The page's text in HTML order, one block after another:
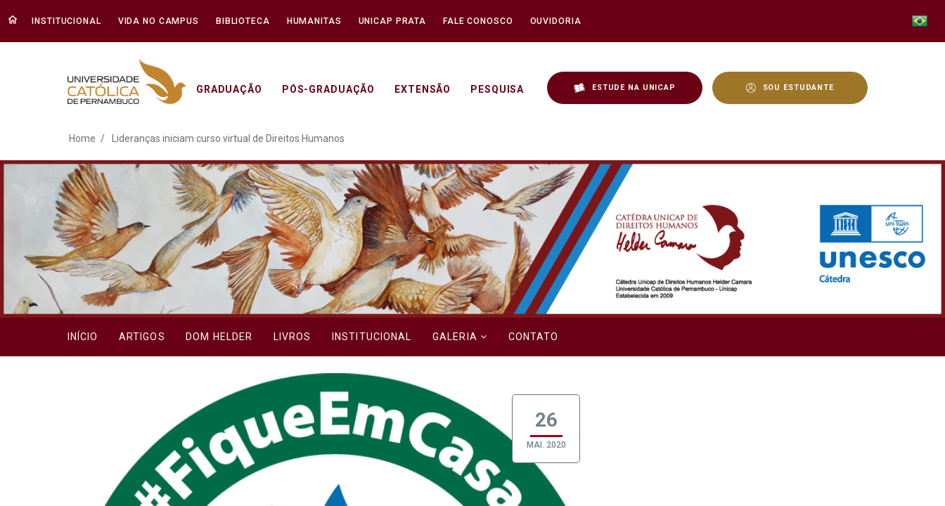
INSTITUCIONAL VIDA NO CAMPUS BIBLIOTECA HUMANITAS UNICAP PRATA FALE CONOSCO OUVIDORIA
GRADUAÇÃO PÓS-GRADUAÇÃO EXTENSÃO PESQUISA ESTUDE NA UNICAP SOU ESTUDANTE
Lideranças iniciam curso virtual de Direitos Humanos - Unicap
Home Lideranças iniciam curso virtual de Direitos Humanos
INÍCIO ARTIGOS DOM HELDER LIVROS INSTITUCIONAL GALERIA CONTATO
26
MAI. 2020